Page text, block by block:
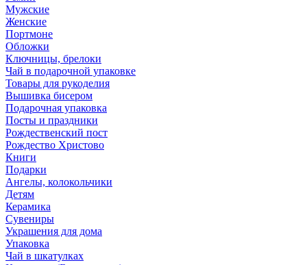
Мужские
Женские
Портмоне
Обложки
Ключницы, брелоки
Чай в подарочной упаковке
Товары для рукоделия
Вышивка бисером
Подарочная упаковка
Посты и праздники
Рождественский пост
Рождество Христово
Книги
Подарки
Ангелы, колокольчики
Детям
Керамика
Сувениры
Украшения для дома
Упаковка
Чай в шкатулках